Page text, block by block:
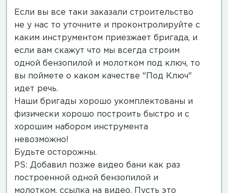
Если вы все таки заказали строительство
не у нас то уточните и проконтролируйте с
каким инструментом приезжает бригада, и
если вам скажут что мы всегда строим
одной бензопилой и молотком под ключ, то
вы поймете о каком качестве "Под Ключ"
идет речь.
Наши бригады хорошо укомплектованы и
физически хорошо построить быстро и с
хорошим набором инструмента
невозможно!
Будьте осторожны.
PS: Добавил позже видео бани как раз
построенной одной бензопилой и
молотком, ссылка на видео. Пусть это